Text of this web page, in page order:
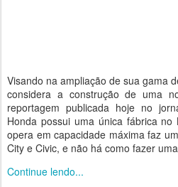
Visando na ampliação de sua gama
considera a construção de uma
reportagem publicada hoje no
Honda possui uma única fábrica
opera em capacidade máxima faz
City e Civic, e não há como fazer
Continue lendo...